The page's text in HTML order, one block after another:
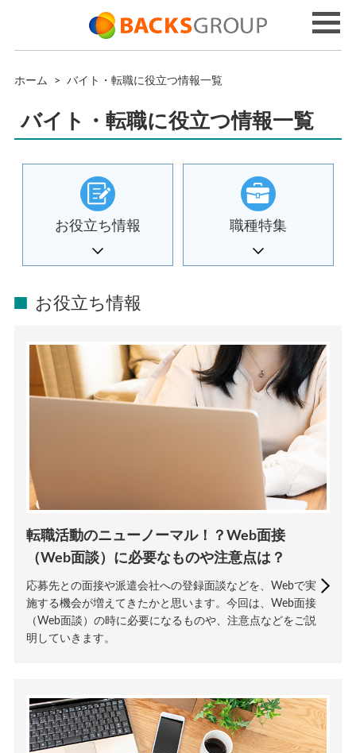
ホーム > バイト・転職に役立つ情報一覧
バイト・転職に役立つ情報一覧
お役立ち情報 職種特集
お役立ち情報
転職活動のニューノーマル！？Web面接
（Web面談）に必要なものや注意点は？
応募先との面接や派遣会社への登録面談などを、Webで実
施する機会が増えてきたかと思います。今回は、Web面接
（Web面談）の時に必要になるものや、注意点などをご説
明していきます。